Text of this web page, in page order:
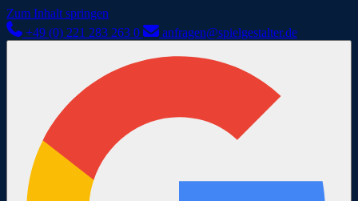
Zum Inhalt springen
+49 (0) 221 283 263 0
anfragen@spielgestalter.de